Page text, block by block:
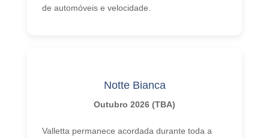
de automóveis e velocidade.
Notte Bianca
Outubro 2026 (TBA)
Valletta permanece acordada durante toda a